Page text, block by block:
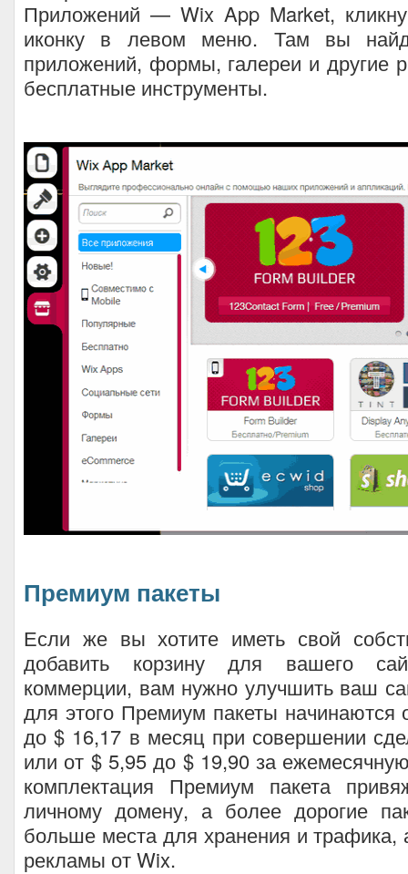
Приложений — Wix App Market,
иконку в левом меню. Там вы
приложений, формы, галереи и другие
бесплатные инструменты.
Премиум пакеты
Если же вы хотите иметь свой
добавить корзину для вашего
коммерции, вам нужно улучшить ваш
для этого Премиум пакеты начинаются
до $ 16,17 в месяц при совершении
или от $ 5,95 до $ 19,90 за
комплектация Премиум пакета
личному домену, а более дорогие
больше места для хранения и трафика,
рекламы от Wix.